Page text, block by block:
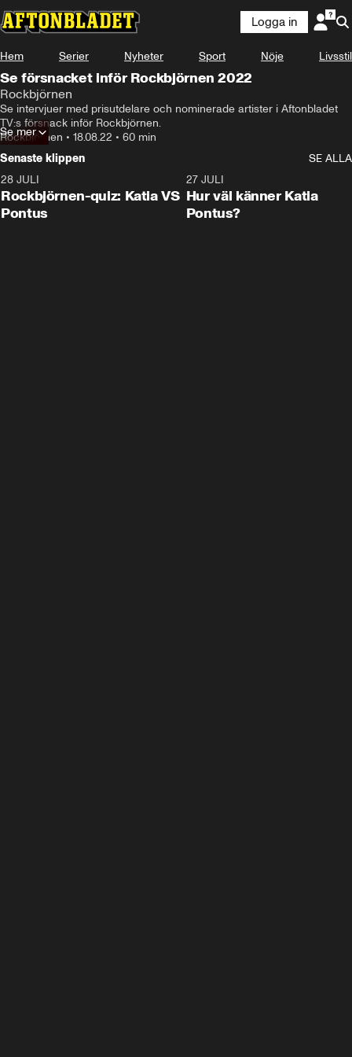
Logga in
Hem Serier Nyheter Sport Nöje Livsstil
Se försnacket inför Rockbjörnen 2022
Rockbjörnen
Se intervjuer med prisutdelare och nominerade artister i Aftonbladet
TV:s försnack inför Rockbjörnen.
Rockbjörnen • 18.08.22 • 60 min
Se mer
Senaste klippen
SE ALLA
28 JULI
Rockbjörnen-quiz: Katia VS
Pontus
27 JULI
Hur väl känner Katia
Pontus?